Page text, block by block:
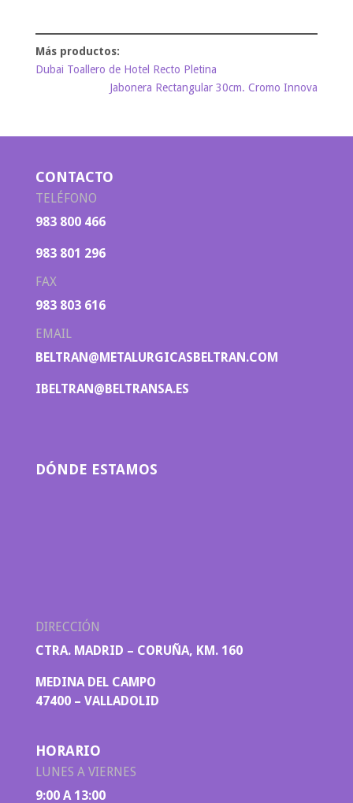
Dubai Toallero de Hotel Recto Pletina
Jabonera Rectangular 30cm. Cromo Innova
CONTACTO
TELÉFONO
983 800 466
983 801 296
FAX
983 803 616
EMAIL
BELTRAN@METALURGICASBELTRAN.COM
IBELTRAN@BELTRANSA.ES
DÓNDE ESTAMOS
DIRECCIÓN
CTRA. MADRID – CORUÑA, KM. 160
MEDINA DEL CAMPO
47400 – VALLADOLID
HORARIO
LUNES A VIERNES
9:00 A 13:00